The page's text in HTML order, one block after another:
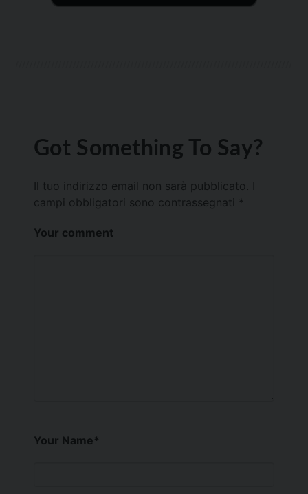
Got Something To Say?
Il tuo indirizzo email non sarà pubblicato.
campi obbligatori sono contrassegnati *
Your comment
Your Name*